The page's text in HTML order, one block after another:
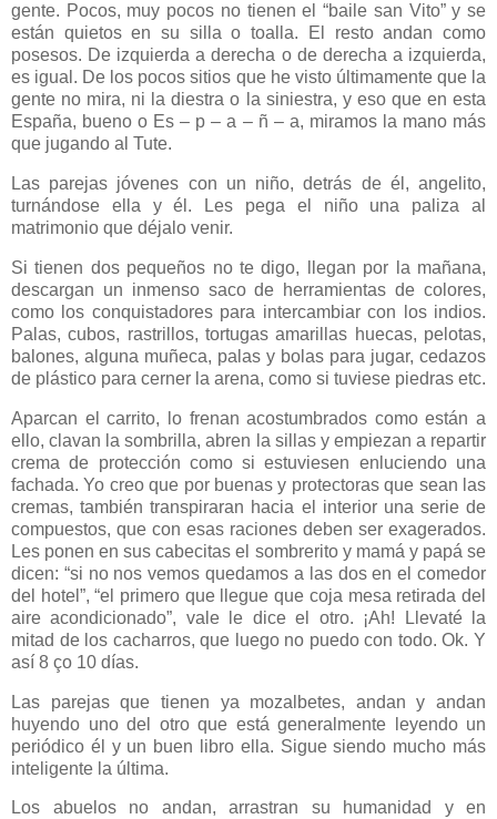
gente. Pocos, muy pocos no tienen el “baile san Vito” y se
están quietos en su silla o toalla. El resto andan como
posesos. De izquierda a derecha o de derecha a izquierda,
es igual. De los pocos sitios que he visto últimamente que la
gente no mira, ni la diestra o la siniestra, y eso que en esta
España, bueno o Es – p – a – ñ – a, miramos la mano más
que jugando al Tute.
Las parejas jóvenes con un niño, detrás de él, angelito,
turnándose ella y él. Les pega el niño una paliza al
matrimonio que déjalo venir.
Si tienen dos pequeños no te digo, llegan por la mañana,
descargan un inmenso saco de herramientas de colores,
como los conquistadores para intercambiar con los indios.
Palas, cubos, rastrillos, tortugas amarillas huecas, pelotas,
balones, alguna muñeca, palas y bolas para jugar, cedazos
de plástico para cerner la arena, como si tuviese piedras etc.
Aparcan el carrito, lo frenan acostumbrados como están a
ello, clavan la sombrilla, abren la sillas y empiezan a repartir
crema de protección como si estuviesen enluciendo una
fachada. Yo creo que por buenas y protectoras que sean las
cremas, también transpiraran hacia el interior una serie de
compuestos, que con esas raciones deben ser exagerados.
Les ponen en sus cabecitas el sombrerito y mamá y papá se
dicen: “si no nos vemos quedamos a las dos en el comedor
del hotel”, “el primero que llegue que coja mesa retirada del
aire acondicionado”, vale le dice el otro. ¡Ah! Llevaté la
mitad de los cacharros, que luego no puedo con todo. Ok. Y
así 8 ço 10 días.
Las parejas que tienen ya mozalbetes, andan y andan
huyendo uno del otro que está generalmente leyendo un
periódico él y un buen libro ella. Sigue siendo mucho más
inteligente la última.
Los abuelos no andan, arrastran su humanidad y en